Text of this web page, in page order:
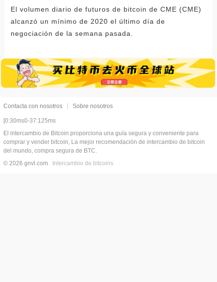
El volumen diario de futuros de bitcoin de CME (CME)
alcanzó un mínimo de 2020 el último día de
negociación de la semana pasada.
Contacta con nosotros Sobre nosotros
[0:30ms0-37:125ms
El intercambio de Bitcoin proporciona una guía segura y conveniente para
comprar y vender bitcoin, La mejor recomendación de intercambio de bitcoin
del mundo, compra segura de BTC.
© 2026 gnvl.com Intercambio de bitcoins